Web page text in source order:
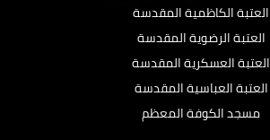
العتبة الكاظمية المقدسة
العتبة الرضوية المقدسة
العتبة العسكرية المقدسة
العتبة العباسية المقدسة
مسجد الكوفة المعظم